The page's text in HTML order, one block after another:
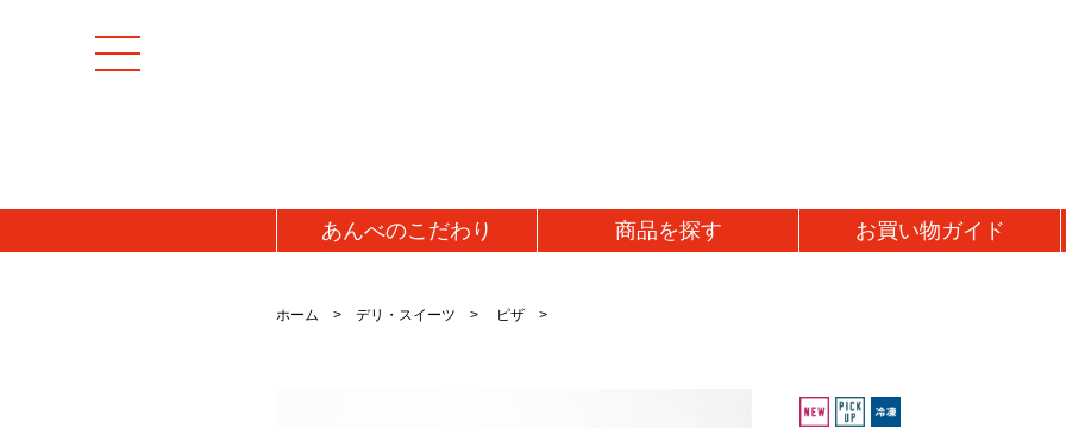
あんべのこだわり 商品を探す
成羊(マトン)肉
固形燃料
お買い物ガイド
ホーム デリ・スイーツ ピザ